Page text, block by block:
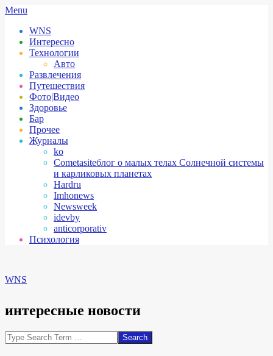
Skip
content
Secondary
Menu
Menu
WNS
Интересно
Технологии
Авто
Развлечения
Путешествия
Фото|Видео
Здоровье
Бар
Прочее
Журналы
ko
Cometasiteблог о малых телах Солнечной системы
и карликовых планетах
Hardru
Imhonews
Newsweek
idevby
anticorporativ
Психология
WNS
интересные новости
Search